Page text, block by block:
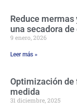
Reduce
una secadora
9 enero, 2026
Leer más »
Optimización de
medida
31 diciembre, 2025